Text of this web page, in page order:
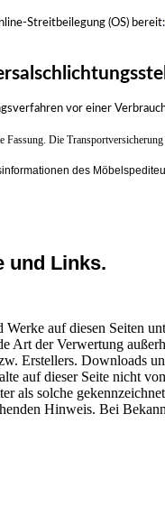
Streitbeilegung (OS) bereit:
vor einer
Die
des
und Links.
auf diesen Seiten
Art der Verwertung
Erstellers. Downloads
auf dieser Seite nicht
als solche
Hinweis. Bei